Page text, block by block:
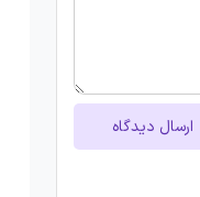
ارسال دیدگاه